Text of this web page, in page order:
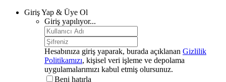
Giriş Yap & Üye Ol
Giriş yapılıyor...
Hesabınıza giriş yaparak, burada açıklanan Gizlilik
Politikamızı, kişisel veri işleme ve depolama
uygulamalarımızı kabul etmiş olursunuz.
Beni hatırla